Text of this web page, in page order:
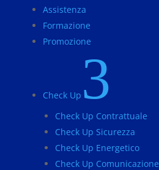
Assistenza
Formazione
Promozione
Check Up 3
Check Up Contrattuale
Check Up Sicurezza
Check Up Energetico
Check Up Comunicazione